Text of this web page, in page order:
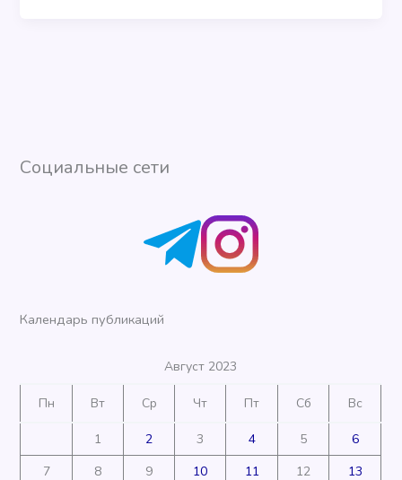
Социальные сети
Календарь публикаций
Август 2023
Пн Вт Ср Чт Пт Сб Вс
1 2 3 4 5
6
7
8 9 10 11 12 13